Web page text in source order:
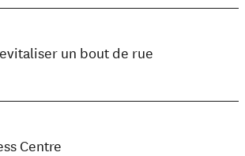
un bout de rue
Centre